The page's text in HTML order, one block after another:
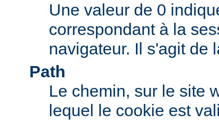
Une valeur de 0
correspondant à la
navigateur. Il s'agit de
Path
Le chemin, sur le site
lequel le cookie est